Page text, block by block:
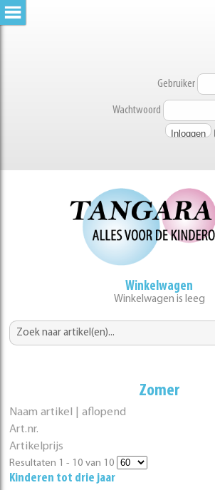
Gebruiker
Wachtwoord
Winkelwagen
Winkelwagen is leeg
Zomer
Naam artikel | aflopend
Art.nr.
Artikelprijs
Resultaten 1 - 10 van 10
Kinderen tot drie jaar